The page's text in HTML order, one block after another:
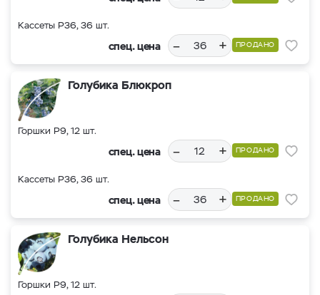
Кассеты Р36, 36 шт.
спец. цена – + ПРОДАНО
Голубика Блюкроп
Горшки Р9, 12 шт.
спец. цена – + ПРОДАНО
Кассеты Р36, 36 шт.
спец. цена – + ПРОДАНО
Голубика Нельсон
Горшки Р9, 12 шт.